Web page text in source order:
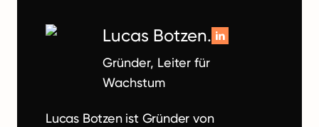
Lucas Botzen.
Gründer, Leiter für
Wachstum
Lucas Botzen ist Gründer von